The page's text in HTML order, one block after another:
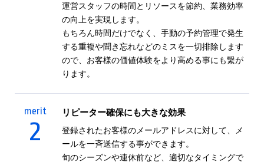
運営スタッフの時間とリソースを節約、業務効率
の向上を実現します。
もちろん時間だけでなく、手動の予約管理で発生
する重複や聞き忘れなどのミスを一切排除します
ので、お客様の価値体験をより高める事にも繋が
ります。
merit
2
リピーター確保にも大きな効果
登録されたお客様のメールアドレスに対して、メ
ールを一斉送信する事ができます。
旬のシーズンや連休前など、適切なタイミングで